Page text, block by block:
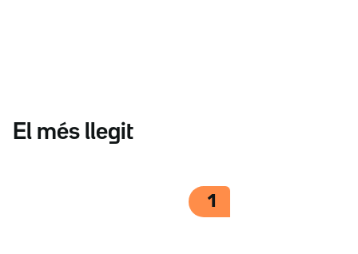
El més llegit
1